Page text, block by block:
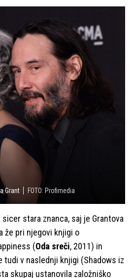
Grant FOTO: Profimedia
stara znanca, saj je Grantova
že pri njegovi knjigi o
(Oda sreči, 2011) in
tudi v naslednji knjigi (Shadows iz
skupaj ustanovila založniško